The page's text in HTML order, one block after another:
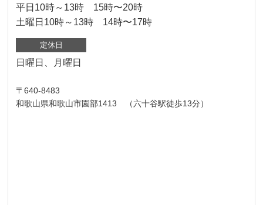
平日10時～13時 15時〜20時
土曜日10時～13時 14時〜17時
定休日
日曜日、月曜日
〒640-8483
和歌山県和歌山市園部1413 （六十谷駅徒歩13分）